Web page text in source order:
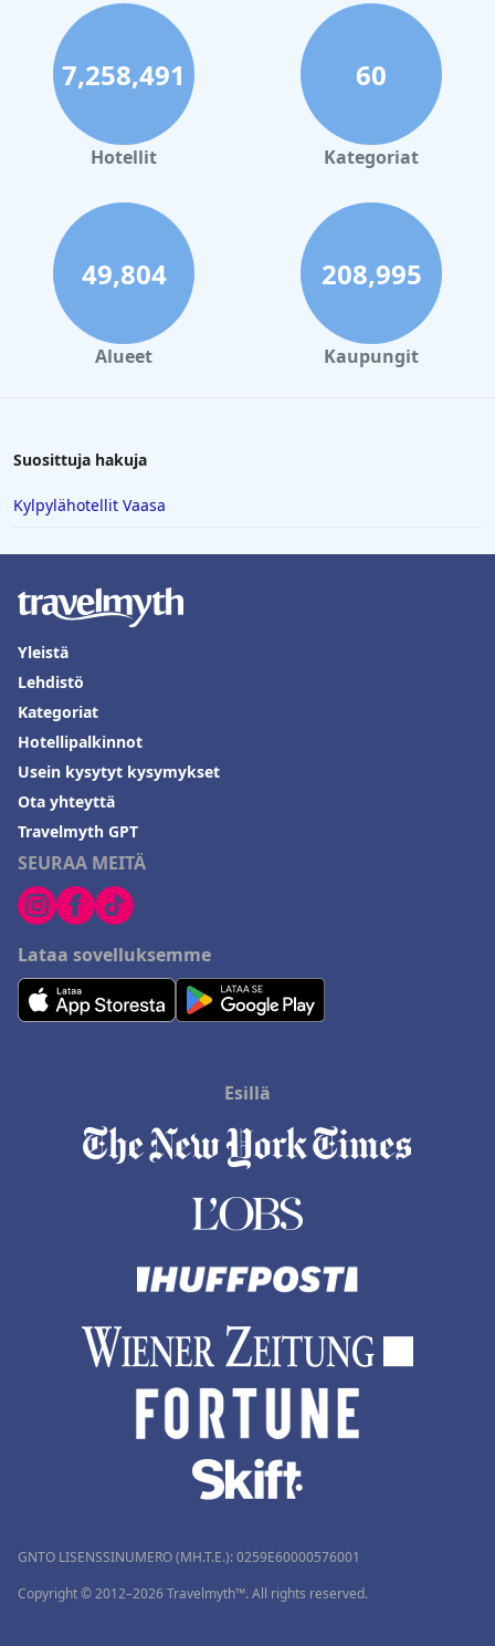
7,258,491
Hotellit
60
Kategoriat
49,804
Alueet
208,995
Kaupungit
Suosittuja hakuja
Kylpylähotellit Vaasa
SEURAA MEITÄ
Lataa sovelluksemme
Yleistä
Lehdistö
Kategoriat
Hotellipalkinnot
Usein kysytyt kysymykset
Ota yhteyttä
Travelmyth GPT
Esillä
GNTO LISENSSINUMERO (MH.T.E.): 0259Ε60000576001
Copyright © 2012–2026 Travelmyth™. All rights reserved.